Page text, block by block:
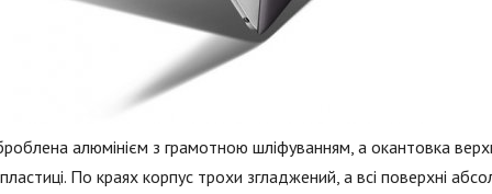
алюмінієм з грамотною шліфуванням, а окантовка
По краях корпус трохи згладжений, а всі поверхні